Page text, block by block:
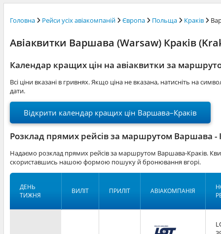
Головна Рейси усіх авіакомпаній Європа Польща Краків
Авіаквитки Варшава (Warsaw) Краків
Календар кращих цін на авіаквитки за
Всі ціни вказані в гривнях. Якщо ціна не вказана, натисніть на
дати.
Відкрити календар кращих цін Варшава–Краків
Розклад прямих рейсів за маршрутом Варшава -
Надаємо розклад прямих рейсів за маршрутом Варшава-Краків.
скориставшись нашою формою пошуку й бронювання вгорі.
ДЕНЬ
ТИЖНЯ
ВИЛІТ ПРИЛІТ АВІАКОМПАНІЯ